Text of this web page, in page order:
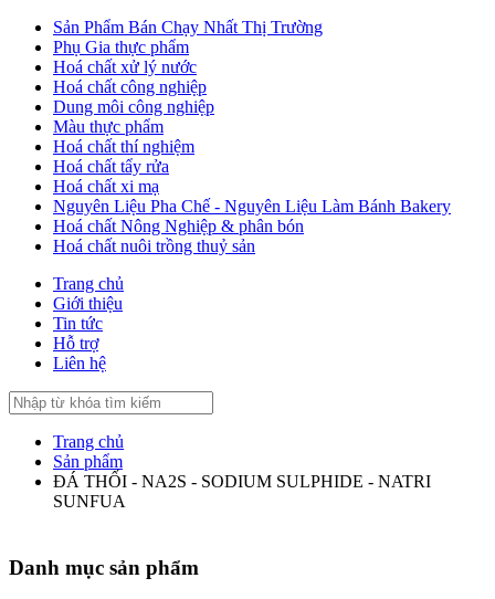
Sản Phẩm Bán Chạy Nhất Thị Trường
Phụ Gia thực phẩm
Hoá chất xử lý nước
Hoá chất công nghiệp
Dung môi công nghiệp
Màu thực phẩm
Hoá chất thí nghiệm
Hoá chất tẩy rửa
Hoá chất xi mạ
Nguyên Liệu Pha Chế - Nguyên Liệu Làm Bánh Bakery
Hoá chất Nông Nghiệp & phân bón
Hoá chất nuôi trồng thuỷ sản
Trang chủ
Giới thiệu
Tin tức
Hỗ trợ
Liên hệ
Trang chủ
Sản phẩm
ĐÁ THỐI - NA2S - SODIUM SULPHIDE - NATRI
SUNFUA
Danh mục sản phẩm